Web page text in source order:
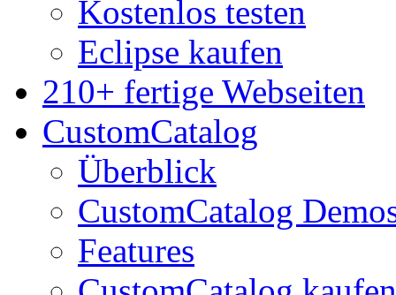
Kostenlos testen
Eclipse kaufen
210+ fertige Webseiten
CustomCatalog
Überblick
CustomCatalog
Features